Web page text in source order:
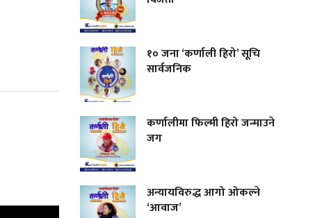
१० जना ‘कर्णाली हिरो’ सूचि
सार्वजनिक
कर्णालीमा फिल्मी हिरो जन्माउने
जग
अन्यायविरुद्ध आगो ओकल्ने
‘आवाज’